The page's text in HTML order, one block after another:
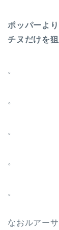
ポッパーよ
チヌだけを
。
。
。
。
。
なおルアー